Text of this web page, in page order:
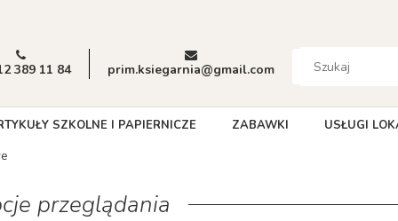
389 11 84 prim.ksiegarnia@gmail.com
SZKOLNE I PAPIERNICZE ZABAWKI
USŁUGI
przeglądania